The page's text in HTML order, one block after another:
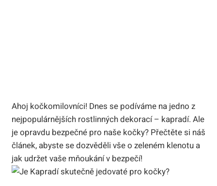
Ahoj kočkomilovníci! Dnes se podíváme na jedno z
nejpopulárnějších rostlinných dekorací – kapradí. Ale
je opravdu bezpečné pro naše kočky? Přečtěte si náš
článek, abyste se dozvěděli vše o zeleném klenotu a
jak udržet vaše mňoukání v bezpečí!